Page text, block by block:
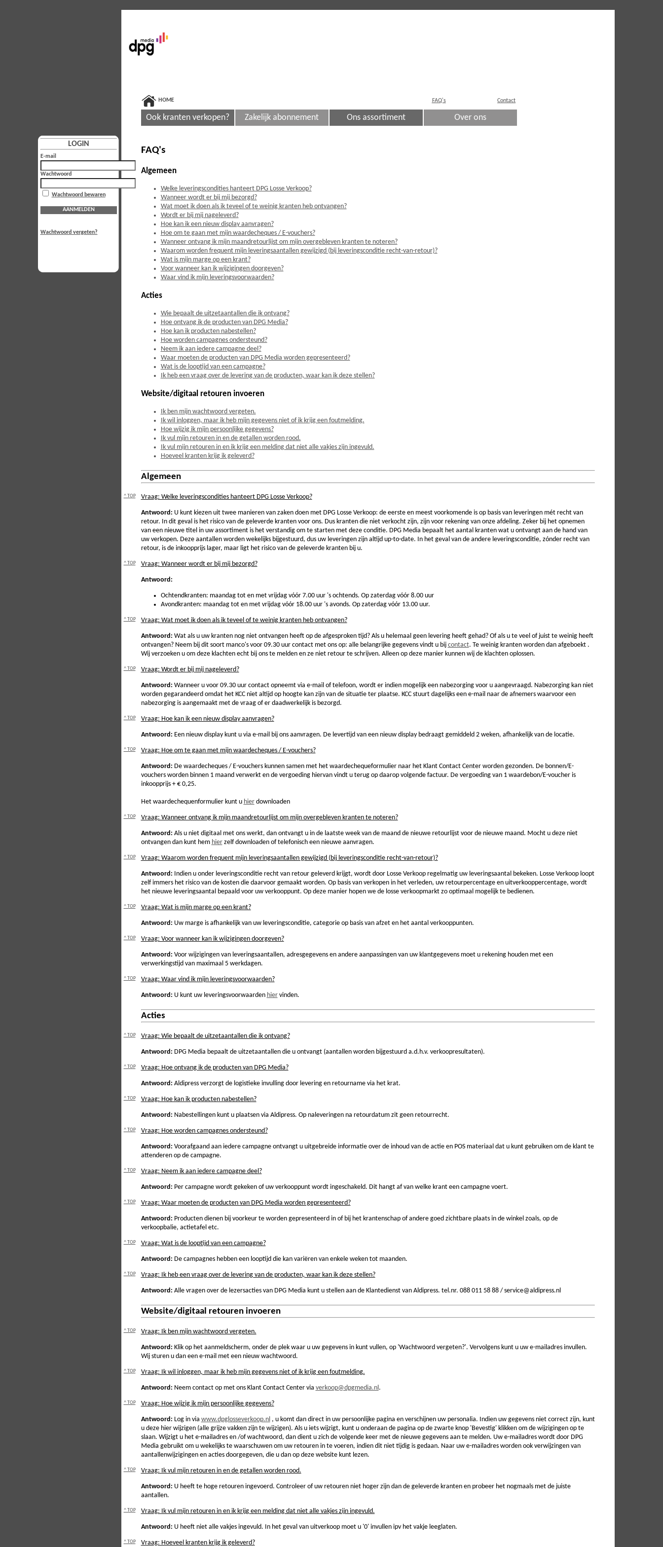
HOME FAQ's Contact
Ook kranten verkopen? Zakelijk abonnement Ons assortiment Over ons
LOGIN
E-mail
Wachtwoord
Wachtwoord bewaren
AANMELDEN
Wachtwoord vergeten?
FAQ's
Algemeen
Welke leveringscondities hanteert DPG Losse Verkoop?
Wanneer wordt er bij mij bezorgd?
Wat moet ik doen als ik teveel of te weinig kranten heb ontvangen?
Wordt er bij mij nageleverd?
Hoe kan ik een nieuw display aanvragen?
Hoe om te gaan met mijn waardecheques / E-vouchers?
Wanneer ontvang ik mijn maandretourlijst om mijn overgebleven kranten te noteren?
Waarom worden frequent mijn leveringsaantallen gewijzigd (bij leveringsconditie recht-van-retour)?
Wat is mijn marge op een krant?
Voor wanneer kan ik wijzigingen doorgeven?
Waar vind ik mijn leveringsvoorwaarden?
Acties
Wie bepaalt de uitzetaantallen die ik ontvang?
Hoe ontvang ik de producten van DPG Media?
Hoe kan ik producten nabestellen?
Hoe worden campagnes ondersteund?
Neem ik aan iedere campagne deel?
Waar moeten de producten van DPG Media worden gepresenteerd?
Wat is de looptijd van een campagne?
Ik heb een vraag over de levering van de producten, waar kan ik deze stellen?
Website/digitaal retouren invoeren
Ik ben mijn wachtwoord vergeten.
Ik wil inloggen, maar ik heb mijn gegevens niet of ik krijg een foutmelding.
Hoe wijzig ik mijn persoonlijke gegevens?
Ik vul mijn retouren in en de getallen worden rood.
Ik vul mijn retouren in en ik krijg een melding dat niet alle vakjes zijn ingevuld.
Hoeveel kranten krijg ik geleverd?
Algemeen
^ TOP Vraag: Welke leveringscondities hanteert DPG Losse Verkoop?
Antwoord: U kunt kiezen uit twee manieren van zaken doen met DPG Losse Verkoop: de eerste en meest voorkomende is op basis van leveringen mét recht van
retour. In dit geval is het risico van de geleverde kranten voor ons. Dus kranten die niet verkocht zijn, zijn voor rekening van onze afdeling. Zeker bij het opnemen
van een nieuwe titel in uw assortiment is het verstandig om te starten met deze conditie. DPG Media bepaalt het aantal kranten wat u ontvangt aan de hand van
uw verkopen. Deze aantallen worden wekelijks bijgestuurd, dus uw leveringen zijn altijd up-to-date. In het geval van de andere leveringsconditie, zónder recht van
retour, is de inkoopprijs lager, maar ligt het risico van de geleverde kranten bij u.
^ TOP Vraag: Wanneer wordt er bij mij bezorgd?
Antwoord:
Ochtendkranten: maandag tot en met vrijdag vóór 7.00 uur 's ochtends. Op zaterdag vóór 8.00 uur
Avondkranten: maandag tot en met vrijdag vóór 18.00 uur 's avonds. Op zaterdag vóór 13.00 uur.
^ TOP Vraag: Wat moet ik doen als ik teveel of te weinig kranten heb ontvangen?
Antwoord: Wat als u uw kranten nog niet ontvangen heeft op de afgesproken tijd? Als u helemaal geen levering heeft gehad? Of als u te veel of juist te weinig heeft
ontvangen? Neem bij dit soort manco's voor 09.30 uur contact met ons op: alle belangrijke gegevens vindt u bij contact. Te weinig kranten worden dan afgeboekt .
Wij verzoeken u om deze klachten echt bij ons te melden en ze niet retour te schrijven. Alleen op deze manier kunnen wij de klachten oplossen.
^ TOP Vraag: Wordt er bij mij nageleverd?
Antwoord: Wanneer u voor 09.30 uur contact opneemt via e-mail of telefoon, wordt er indien mogelijk een nabezorging voor u aangevraagd. Nabezorging kan niet
worden gegarandeerd omdat het KCC niet altijd op hoogte kan zijn van de situatie ter plaatse. KCC stuurt dagelijks een e-mail naar de afnemers waarvoor een
nabezorging is aangemaakt met de vraag of er daadwerkelijk is bezorgd.
^ TOP Vraag: Hoe kan ik een nieuw display aanvragen?
Antwoord: Een nieuw display kunt u via e-mail bij ons aanvragen. De levertijd van een nieuw display bedraagt gemiddeld 2 weken, afhankelijk van de locatie.
^ TOP Vraag: Hoe om te gaan met mijn waardecheques / E-vouchers?
Antwoord: De waardecheques / E-vouchers kunnen samen met het waardechequeformulier naar het Klant Contact Center worden gezonden. De bonnen/E-
vouchers worden binnen 1 maand verwerkt en de vergoeding hiervan vindt u terug op daarop volgende factuur. De vergoeding van 1 waardebon/E-voucher is
inkoopprijs + € 0,25.
Het waardechequenformulier kunt u hierdownloaden
^ TOP Vraag: Wanneer ontvang ik mijn maandretourlijst om mijn overgebleven kranten te noteren?
Antwoord: Als u niet digitaal met ons werkt, dan ontvangt u in de laatste week van de maand de nieuwe retourlijst voor de nieuwe maand. Mocht u deze niet
ontvangen dan kunt hem hierzelf downloaden of telefonisch een nieuwe aanvragen.
^ TOP Vraag: Waarom worden frequent mijn leveringsaantallen gewijzigd (bij leveringsconditie recht-van-retour)?
Antwoord: Indien u onder leveringsconditie recht van retour geleverd krijgt, wordt door Losse Verkoop regelmatig uw leveringsaantal bekeken. Losse Verkoop loopt
zelf immers het risico van de kosten die daarvoor gemaakt worden. Op basis van verkopen in het verleden, uw retourpercentage en uitverkooppercentage, wordt
het nieuwe leveringsaantal bepaald voor uw verkooppunt. Op deze manier hopen we de losse verkoopmarkt zo optimaal mogelijk te bedienen.
^ TOP Vraag: Wat is mijn marge op een krant?
Antwoord: Uw marge is afhankelijk van uw leveringsconditie, categorie op basis van afzet en het aantal verkooppunten.
^ TOP Vraag: Voor wanneer kan ik wijzigingen doorgeven?
Antwoord: Voor wijzigingen van leveringsaantallen, adresgegevens en andere aanpassingen van uw klantgegevens moet u rekening houden met een
verwerkingstijd van maximaal 5 werkdagen.
^ TOP Vraag: Waar vind ik mijn leveringsvoorwaarden?
Antwoord: U kunt uw leveringsvoorwaarden hiervinden.
Acties
^ TOP Vraag: Wie bepaalt de uitzetaantallen die ik ontvang?
Antwoord: DPG Media bepaalt de uitzetaantallen die u ontvangt (aantallen worden bijgestuurd a.d.h.v. verkoopresultaten).
^ TOP Vraag: Hoe ontvang ik de producten van DPG Media?
Antwoord: Aldipress verzorgt de logistieke invulling door levering en retourname via het krat.
^ TOP Vraag: Hoe kan ik producten nabestellen?
Antwoord: Nabestellingen kunt u plaatsen via Aldipress. Op naleveringen na retourdatum zit geen retourrecht.
^ TOP Vraag: Hoe worden campagnes ondersteund?
Antwoord: Voorafgaand aan iedere campagne ontvangt u uitgebreide informatie over de inhoud van de actie en POS materiaal dat u kunt gebruiken om de klant te
attenderen op de campagne.
^ TOP Vraag: Neem ik aan iedere campagne deel?
Antwoord: Per campagne wordt gekeken of uw verkooppunt wordt ingeschakeld. Dit hangt af van welke krant een campagne voert.
^ TOP Vraag: Waar moeten de producten van DPG Media worden gepresenteerd?
Antwoord: Producten dienen bij voorkeur te worden gepresenteerd in of bij het krantenschap of andere goed zichtbare plaats in de winkel zoals, op de
verkoopbalie, actietafel etc.
^ TOP Vraag: Wat is de looptijd van een campagne?
Antwoord: De campagnes hebben een looptijd die kan variëren van enkele weken tot maanden.
^ TOP Vraag: Ik heb een vraag over de levering van de producten, waar kan ik deze stellen?
Antwoord: Alle vragen over de lezersacties van DPG Media kunt u stellen aan de Klantedienst van Aldipress. tel.nr. 088 011 58 88 / service@aldipress.nl
Website/digitaal retouren invoeren
^ TOP Vraag: Ik ben mijn wachtwoord vergeten.
Antwoord: Klik op het aanmeldscherm, onder de plek waar u uw gegevens in kunt vullen, op 'Wachtwoord vergeten?'. Vervolgens kunt u uw e-mailadres invullen.
Wij sturen u dan een e-mail met een nieuw wachtwoord.
^ TOP Vraag: Ik wil inloggen, maar ik heb mijn gegevens niet of ik krijg een foutmelding.
Antwoord: Neem contact op met ons Klant Contact Center via verkoop@dpgmedia.nl .
^ TOP Vraag: Hoe wijzig ik mijn persoonlijke gegevens?
Antwoord: Log in via www.dpglosseverkoop.nl , u komt dan direct in uw persoonlijke pagina en verschijnen uw personalia. Indien uw gegevens niet correct zijn, kunt
u deze hier wijzigen (alle grijze vakken zijn te wijzigen). Als u iets wijzigt, kunt u onderaan de pagina op de zwarte knop 'Bevestig' klikken om de wijzigingen op te
slaan. Wijzigt u het e-mailadres en /of wachtwoord, dan dient u zich de volgende keer met de nieuwe gegevens aan te melden. Uw e-mailadres wordt door DPG
Media gebruikt om u wekelijks te waarschuwen om uw retouren in te voeren, indien dit niet tijdig is gedaan. Naar uw e-mailadres worden ook verwijzingen van
aantallenwijzigingen en acties doorgegeven, die u dan op deze website kunt lezen.
^ TOP Vraag: Ik vul mijn retouren in en de getallen worden rood.
Antwoord: U heeft te hoge retouren ingevoerd. Controleer of uw retouren niet hoger zijn dan de geleverde kranten en probeer het nogmaals met de juiste
aantallen.
^ TOP Vraag: Ik vul mijn retouren in en ik krijg een melding dat niet alle vakjes zijn ingevuld.
Antwoord: U heeft niet alle vakjes ingevuld. In het geval van uitverkoop moet u '0' invullen ipv het vakje leeglaten.
^ TOP Vraag: Hoeveel kranten krijg ik geleverd?